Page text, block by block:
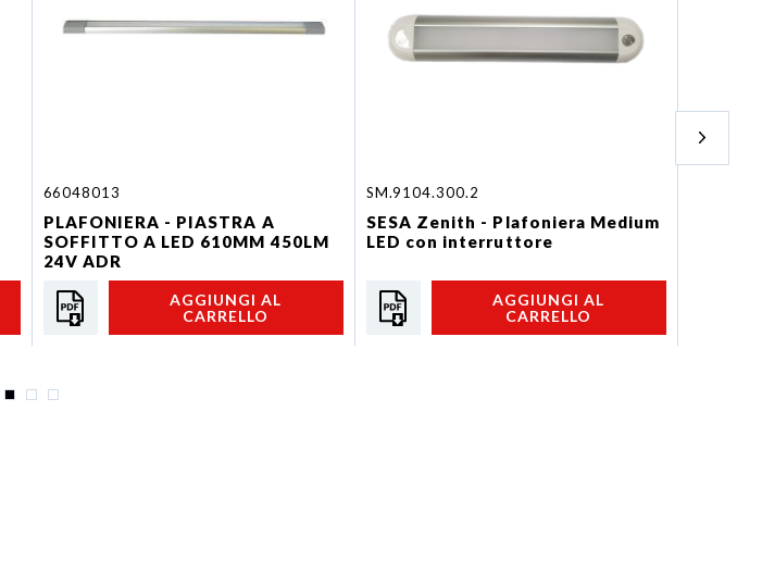
66048013
PLAFONIERA - PIASTRA A
SOFFITTO A LED 610MM 450LM
24V ADR
AGGIUNGI AL
CARRELLO
SM.9104.300.2
SESA Zenith - Plafoniera Medium
LED con interruttore
AGGIUNGI AL
CARRELLO